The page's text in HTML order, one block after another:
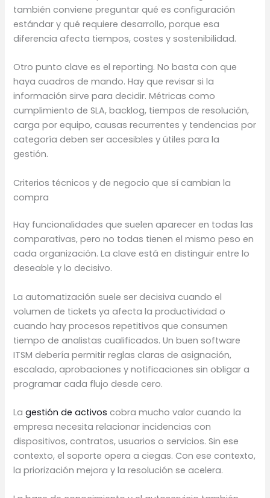
también conviene preguntar qué es configuración
estándar y qué requiere desarrollo, porque esa
diferencia afecta tiempos, costes y sostenibilidad.
Otro punto clave es el reporting. No basta con que
haya cuadros de mando. Hay que revisar si la
información sirve para decidir. Métricas como
cumplimiento de SLA, backlog, tiempos de resolución,
carga por equipo, causas recurrentes y tendencias por
categoría deben ser accesibles y útiles para la
gestión.
Criterios técnicos y de negocio que sí cambian la
compra
Hay funcionalidades que suelen aparecer en todas las
comparativas, pero no todas tienen el mismo peso en
cada organización. La clave está en distinguir entre lo
deseable y lo decisivo.
La automatización suele ser decisiva cuando el
volumen de tickets ya afecta la productividad o
cuando hay procesos repetitivos que consumen
tiempo de analistas cualificados. Un buen software
ITSM debería permitir reglas claras de asignación,
escalado, aprobaciones y notificaciones sin obligar a
programar cada flujo desde cero.
Lagestión de activos cobra mucho valor cuando la
empresa necesita relacionar incidencias con
dispositivos, contratos, usuarios o servicios. Sin ese
contexto, el soporte opera a ciegas. Con ese contexto,
la priorización mejora y la resolución se acelera.